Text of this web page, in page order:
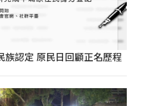
族認定 原民日回顧正名歷程